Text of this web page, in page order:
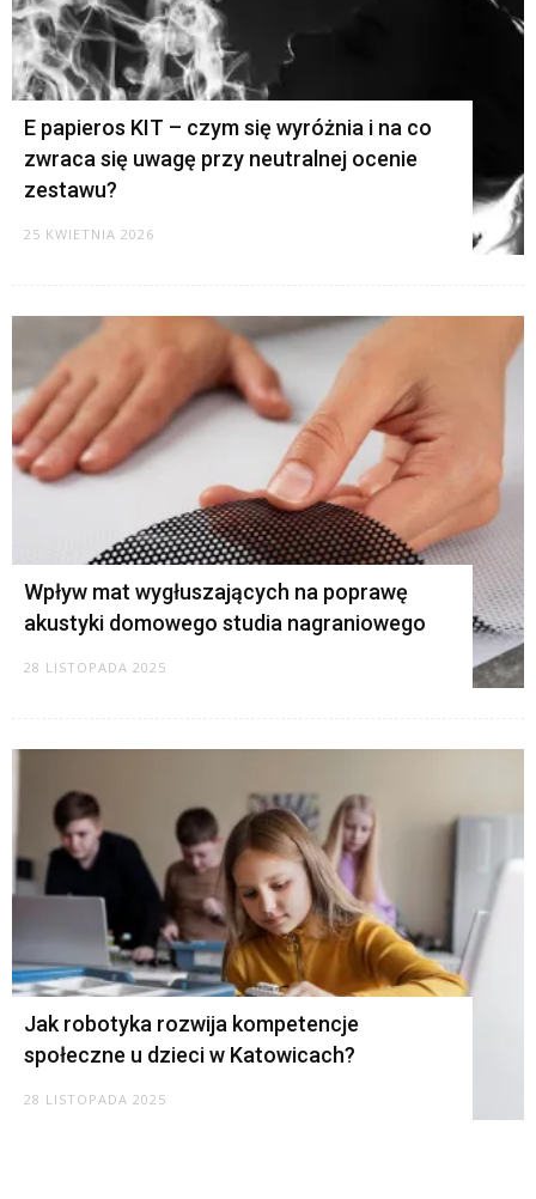
E papieros KIT – czym się wyróżnia i na co
zwraca się uwagę przy neutralnej ocenie
zestawu?
25 KWIETNIA 2026
Wpływ mat wygłuszających na poprawę
akustyki domowego studia nagraniowego
28 LISTOPADA 2025
Jak robotyka rozwija kompetencje
społeczne u dzieci w Katowicach?
28 LISTOPADA 2025